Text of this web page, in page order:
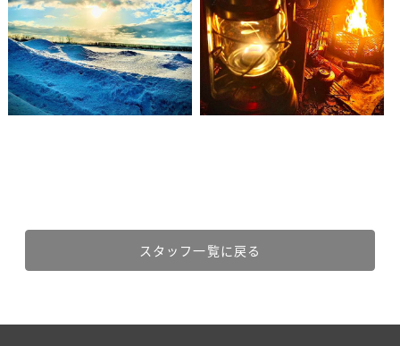
スタッフ一覧に戻る